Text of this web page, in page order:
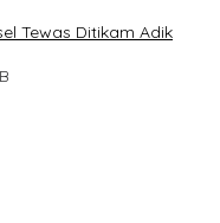
Tewas Ditikam Adik